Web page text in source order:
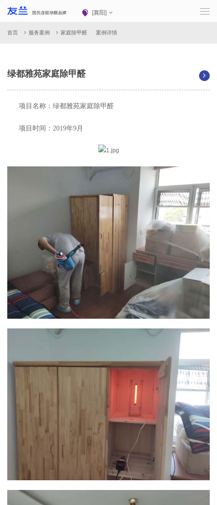
[襄阳]
首页 服务案例 家庭除甲醛 案例详情
绿都雅苑家庭除甲醛
项目名称：绿都雅苑家庭除甲醛
项目时间：2019年9月